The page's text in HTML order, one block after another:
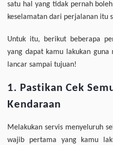
satu hal yang tidak pernah
keselamatan dari perjalanan itu
Untuk itu, berikut beberapa
yang dapat kamu lakukan guna
lancar sampai tujuan!
1. Pastikan Cek
Kendaraan
Melakukan servis menyeluruh
wajib pertama yang kamu